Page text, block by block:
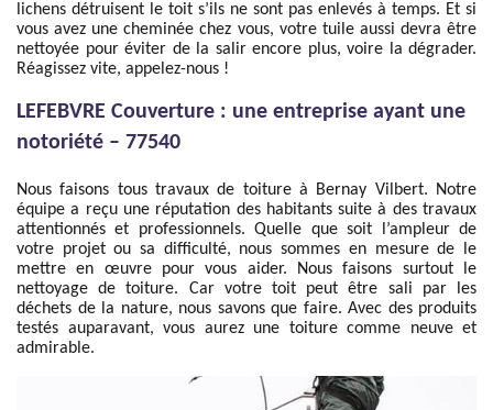
lichens détruisent le toit s’ils ne sont pas enlevés à temps. Et si
vous avez une cheminée chez vous, votre tuile aussi devra être
nettoyée pour éviter de la salir encore plus, voire la dégrader.
Réagissez vite, appelez-nous !
LEFEBVRE Couverture : une entreprise ayant une
notoriété – 77540
Nous faisons tous travaux de toiture à Bernay Vilbert. Notre
équipe a reçu une réputation des habitants suite à des travaux
attentionnés et professionnels. Quelle que soit l’ampleur de
votre projet ou sa difficulté, nous sommes en mesure de le
mettre en œuvre pour vous aider. Nous faisons surtout le
nettoyage de toiture. Car votre toit peut être sali par les
déchets de la nature, nous savons que faire. Avec des produits
testés auparavant, vous aurez une toiture comme neuve et
admirable.